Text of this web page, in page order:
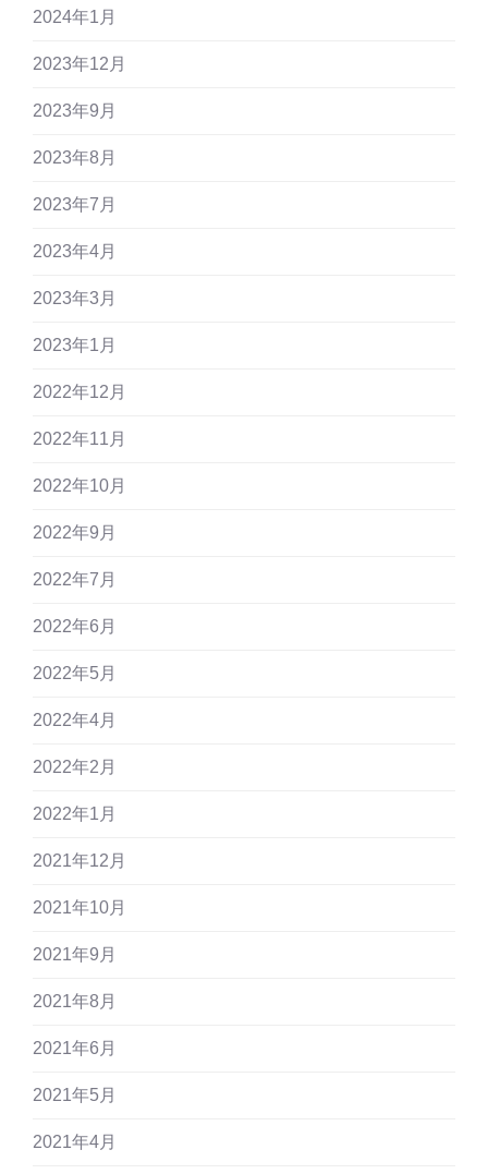
2024年1月
2023年12月
2023年9月
2023年8月
2023年7月
2023年4月
2023年3月
2023年1月
2022年12月
2022年11月
2022年10月
2022年9月
2022年7月
2022年6月
2022年5月
2022年4月
2022年2月
2022年1月
2021年12月
2021年10月
2021年9月
2021年8月
2021年6月
2021年5月
2021年4月